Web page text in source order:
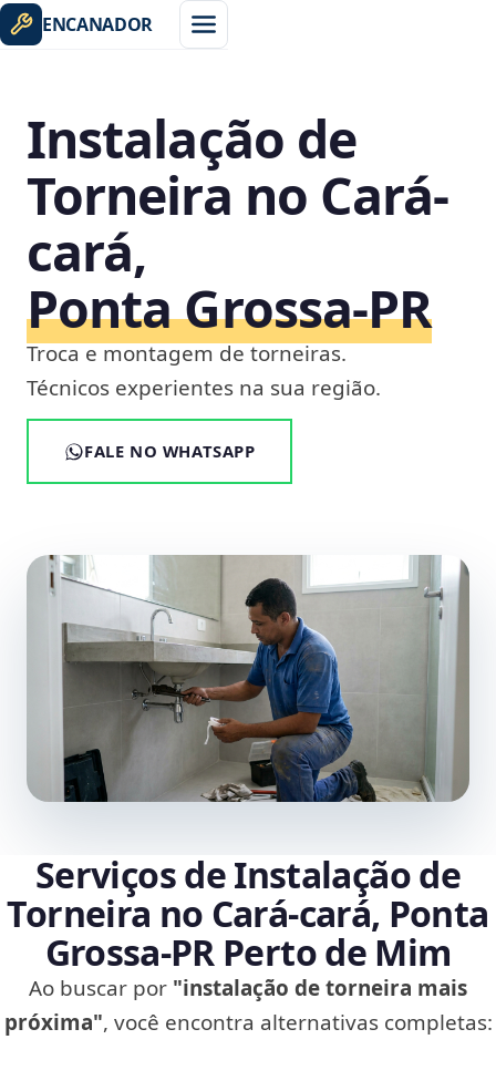
ENCANADOR
Instalação de
Torneira no Cará-
cará,
Ponta Grossa‑PR
Troca e montagem de torneiras.
Técnicos experientes na sua região.
FALE NO WHATSAPP
Serviços de Instalação de
Torneira no Cará-cará, Ponta
Grossa‑PR Perto de Mim
Ao buscar por "instalação de torneira mais
próxima", você encontra alternativas completas: